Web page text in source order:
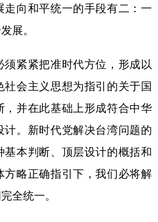
向和平统一的手段有二：一
展。
紧紧把准时代方位，形成以
会主义思想为指引的关于国
并在此基础上形成符合中华
。新时代党解决台湾问题的
本判断、顶层设计的概括和
略正确指引下，我们必将解
全统一。